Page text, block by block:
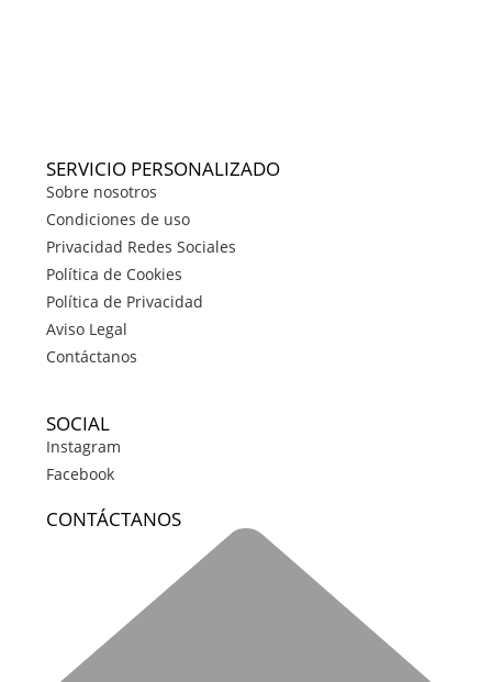
SERVICIO PERSONALIZADO
Sobre nosotros
Condiciones de uso
Privacidad Redes Sociales
Política de Cookies
Política de Privacidad
Aviso Legal
Contáctanos
SOCIAL
Instagram
Facebook
CONTÁCTANOS